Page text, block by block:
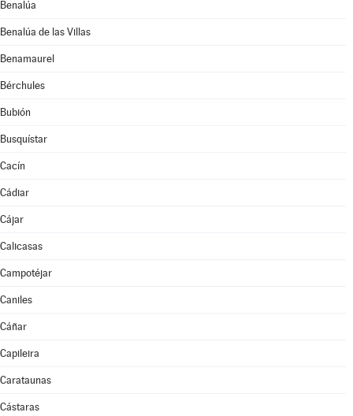
Benalúa
Benalúa de las Villas
Benamaurel
Bérchules
Bubión
Busquístar
Cacín
Cádiar
Cájar
Calicasas
Campotéjar
Caniles
Cáñar
Capileira
Carataunas
Cástaras